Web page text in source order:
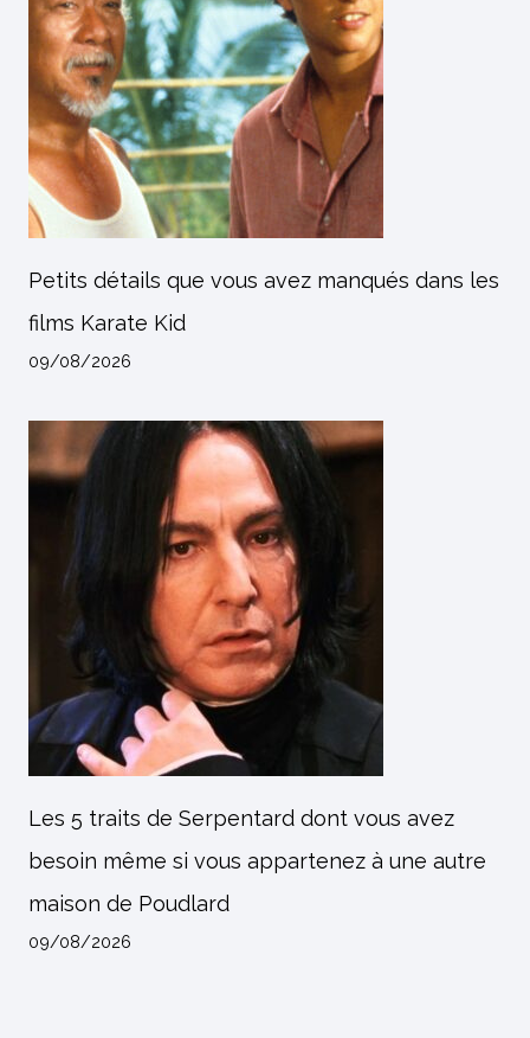
Petits détails que vous avez manqués dans les
films Karate Kid
09/08/2026
Les 5 traits de Serpentard dont vous avez
besoin même si vous appartenez à une autre
maison de Poudlard
09/08/2026